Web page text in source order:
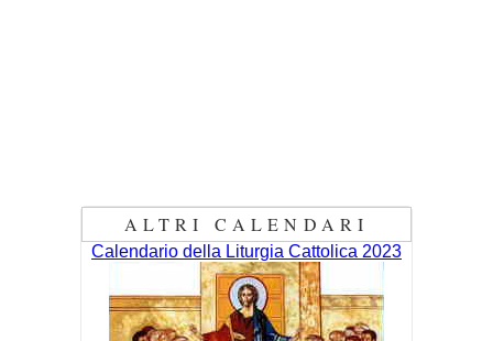
ALTRI CALENDARI
Calendario della Liturgia Cattolica 2023